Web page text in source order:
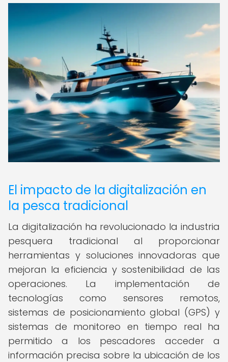
El impacto de la digitalización en
la pesca tradicional
La digitalización ha revolucionado la industria
pesquera tradicional al proporcionar
herramientas y soluciones innovadoras que
mejoran la eficiencia y sostenibilidad de las
operaciones. La implementación de
tecnologías como sensores remotos,
sistemas de posicionamiento global (GPS) y
sistemas de monitoreo en tiempo real ha
permitido a los pescadores acceder a
información precisa sobre la ubicación de los